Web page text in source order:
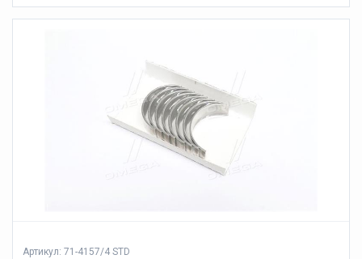
Артикул: 71-4157/4 STD